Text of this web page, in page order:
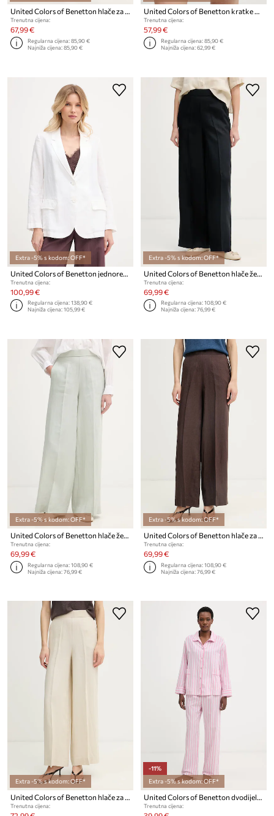
United Colors of Benetton hlače za žene od lana
Trenutna cijena:
67,99 €
Regularna cijena:85,90 €
Najniža cijena:85,90 €
United Colors of Benetton kratke hlače za žene od lana
Trenutna cijena:
57,99 €
Regularna cijena:85,90 €
Najniža cijena:62,99 €
Extra -5% s kodom: OFF*
Trenutna cijena:
100,99 €
Regularna cijena:138,90 €
Najniža cijena:105,99 €
Extra -5% s kodom: OFF*
Trenutna cijena:
69,99 €
Regularna cijena:108,90 €
Najniža cijena:76,99 €
Extra -5% s kodom: OFF*
United Colors of Benetton hlače ženske lanene
Trenutna cijena:
69,99 €
Regularna cijena:108,90 €
Najniža cijena:76,99 €
Extra -5% s kodom: OFF*
United Colors of Benetton hlače za žene od lana
Trenutna cijena:
69,99 €
Regularna cijena:108,90 €
Najniža cijena:76,99 €
Extra -5% s kodom: OFF*
United Colors of Benetton hlače za žene od lana
Trenutna cijena:
-11%
Extra -5% s kodom: OFF*
United Colors of Benetton dvodijelna pidžama za žene od pamuka
Trenutna cijena: